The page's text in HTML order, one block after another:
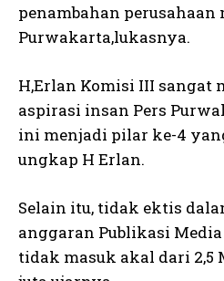
penambahan perusahaan
Purwakarta,lukasnya.
H,Erlan Komisi III sangat
aspirasi insan Pers
ini menjadi pilar ke-4
ungkap H Erlan.
Selain itu, tidak ektis
anggaran Publikasi
tidak masuk akal dari 2,5